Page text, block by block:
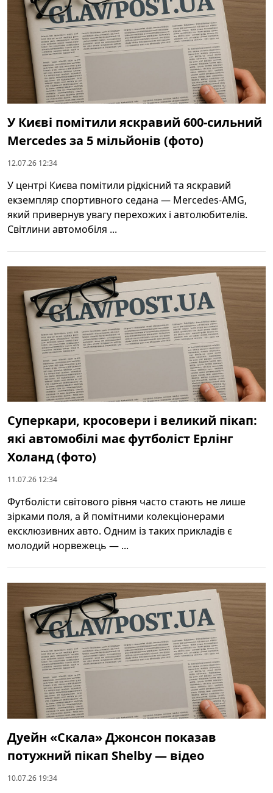
У Києві помітили яскравий 600‑сильний
Mercedes за 5 мільйонів (фото)
12.07.26 12:34
У центрі Києва помітили рідкісний та яскравий
екземпляр спортивного седана — Mercedes-AMG,
який привернув увагу перехожих і автолюбителів.
Світлини автомобіля ...
Суперкари, кросовери і великий пікап:
які автомобілі має футболіст Ерлінг
Холанд (фото)
11.07.26 12:34
Футболісти світового рівня часто стають не лише
зірками поля, а й помітними колекціонерами
ексклюзивних авто. Одним із таких прикладів є
молодий норвежець — ...
Дуейн «Скала» Джонсон показав
потужний пікап Shelby — відео
10.07.26 19:34